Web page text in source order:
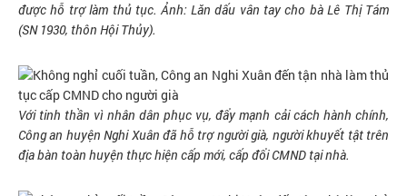
được hỗ trợ làm thủ tục.Ảnh: Lăn dấu vân tay cho bà Lê Thị Tám
(SN 1930, thôn Hội Thủy).
Với tinh thần vì nhân dân phục vụ, đẩy mạnh cải cách hành chính,
Công an huyện Nghi Xuân đã hỗ trợ người già, người khuyết tật trên
địa bàn toàn huyện thực hiện cấp mới, cấp đổi CMND tại nhà.